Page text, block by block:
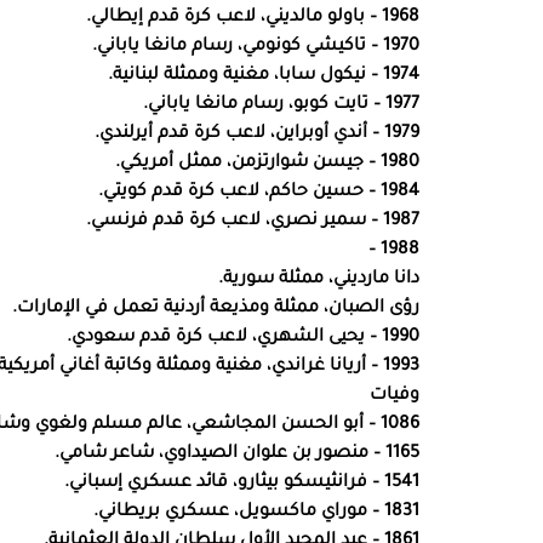
1968 – باولو مالديني، لاعب كرة قدم إيطالي.
1970 – تاكيشي كونومي، رسام مانغا ياباني.
1974 – نيكول سابا، مغنية وممثلة لبنانية.
1977 – تايت كوبو، رسام مانغا ياباني.
1979 – أندي أوبراين، لاعب كرة قدم أيرلندي.
1980 – جيسن شوارتزمن، ممثل أمريكي.
1984 – حسين حاكم، لاعب كرة قدم كويتي.
1987 – سمير نصري، لاعب كرة قدم فرنسي.
1988 –
دانا مارديني، ممثلة سورية.
رؤى الصبان، ممثلة ومذيعة أردنية تعمل في الإمارات.
1990 – يحيى الشهري، لاعب كرة قدم سعودي.
1993 – أريانا غراندي، مغنية وممثلة وكاتبة أغاني أمريكية – ايطالية.
وفيات
1086 – أبو الحسن المجاشعي، عالم مسلم ولغوي وشاعر عربي مغاربي.
1165 – منصور بن علوان الصيداوي، شاعر شامي.
1541 – فرانثيسكو بيثارو، قائد عسكري إسباني.
1831 – موراي ماكسويل، عسكري بريطاني.